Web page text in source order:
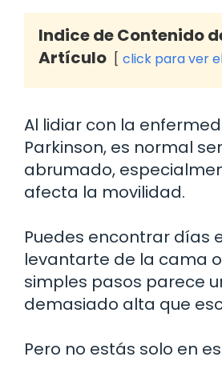
Indice de Contenido
Artículo
click para ver
Al lidiar con la
Parkinson, es normal
abrumado,
afecta la movilidad.
Puedes encontrar días
levantarte de la cama
simples pasos parece
demasiado alta que
Pero no estás solo en